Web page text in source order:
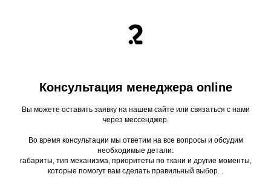
Консультация менеджера online
Вы можете оставить заявку на нашем сайте или связаться с нами
через мессенджер.
Во время консультации мы ответим на все вопросы и обсудим
необходимые детали:
габариты, тип механизма, приоритеты по ткани и другие моменты,
которые помогут вам сделать правильный выбор. .